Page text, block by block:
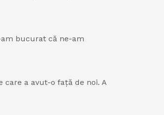
bucurat că ne-am
a avut-o față de noi. A